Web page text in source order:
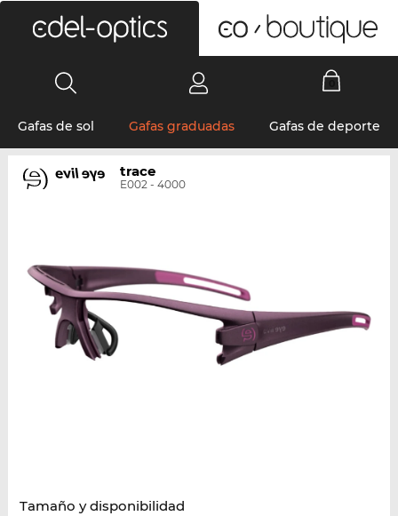
Gafas de sol Gafas graduadas Gafas de deporte
trace
E002 - 4000
Tamaño y disponibilidad